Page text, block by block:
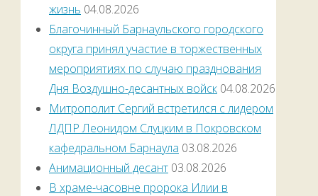
жизнь 04.08.2026
Благочинный Барнаульского городского
округа принял участие в торжественных
мероприятиях по случаю празднования
Дня Воздушно-десантных войск 04.08.2026
Митрополит Сергий встретился с лидером
ЛДПР Леонидом Слуцким в Покровском
кафедральном Барнаула 03.08.2026
Анимационный десант 03.08.2026
В храме-часовне пророка Илии в